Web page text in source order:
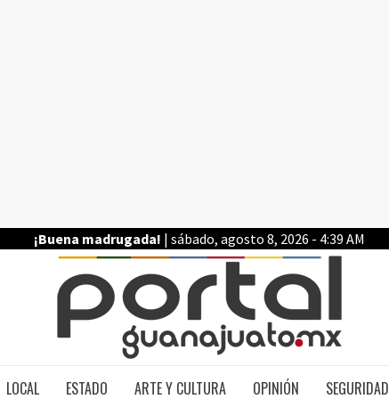
¡Buena madrugada! | sábado, agosto 8, 2026 - 4:39 AM
LOCAL ESTADO ARTE Y CULTURA OPINIÓN SEGURIDAD